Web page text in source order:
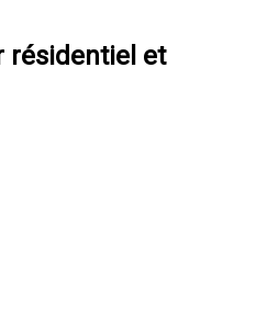
résidentiel et